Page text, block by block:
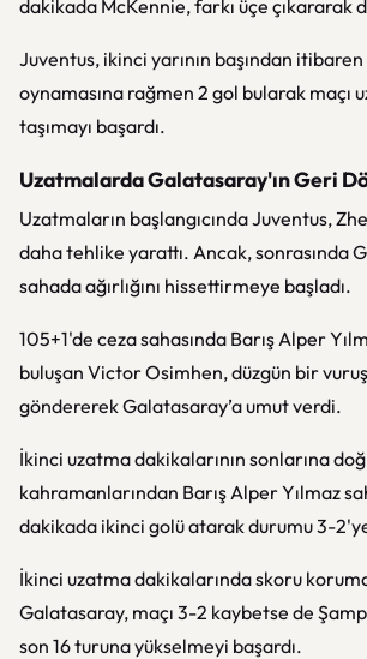
dakikada McKennie, farkı üçe çıkararak
Juventus, ikinci yarının başından itibaren
oynamasına rağmen 2 gol bularak maçı
taşımayı başardı.
Uzatmalarda Galatasaray'ın Geri
Uzatmaların başlangıcında Juventus,
daha tehlike yarattı. Ancak, sonrasında
sahada ağırlığını hissettirmeye başladı.
105+1'de ceza sahasında Barış Alper
buluşan Victor Osimhen, düzgün bir
göndererek Galatasaray’a umut verdi.
İkinci uzatma dakikalarının sonlarına
kahramanlarından Barış Alper Yılmaz
dakikada ikinci golü atarak durumu 3-
İkinci uzatma dakikalarında skoru
Galatasaray, maçı 3-2 kaybetse de
son 16 turuna yükselmeyi başardı.